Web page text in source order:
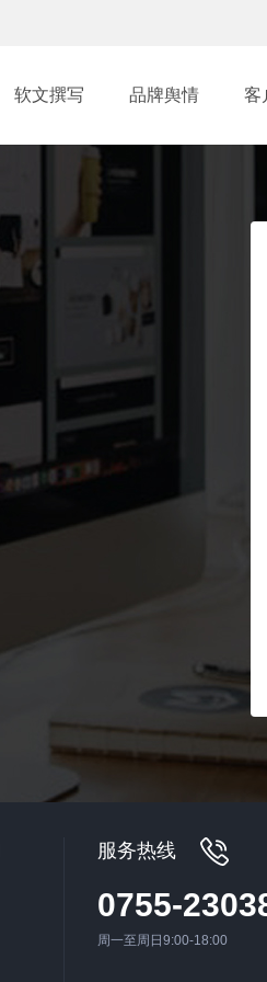
软文撰写 品牌舆情 客
服务热线
0755-
周一至周日9:00-18:00